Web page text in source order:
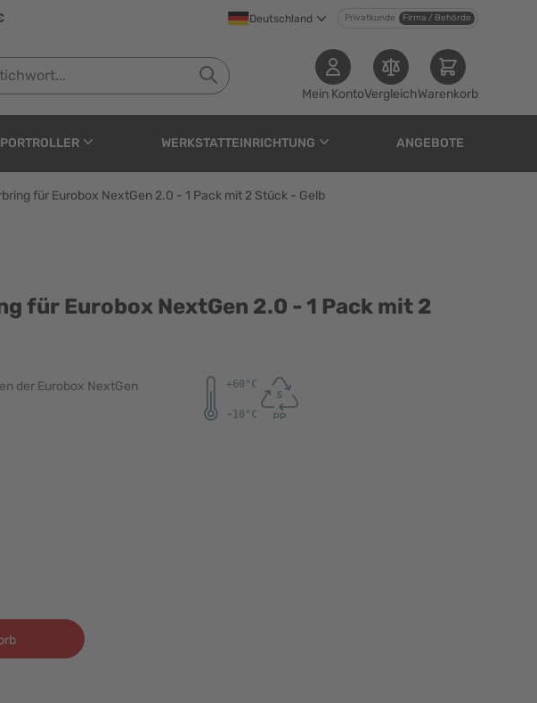
Deutschland Privatkunde Firma / Behörde
Mein KontoVergleichWarenkorb
WERKSTATTEINRICHTUNG ANGEBOTE
für Eurobox NextGen 2.0 - 1 Pack mit 2 Stück - Gelb
2.0 - 1 Pack mit 2 Stück
für Eurobox NextGen 2.0 - 1 Pack mit 2
der Eurobox NextGen